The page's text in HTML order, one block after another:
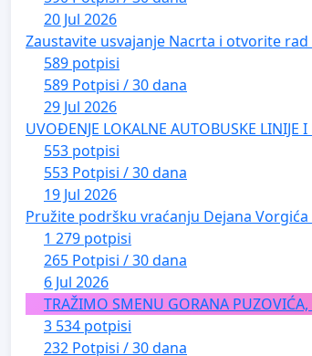
20 Jul 2026
Zaustavite usvajanje Nacrta i otvorite
589 potpisi
589 Potpisi / 30 dana
29 Jul 2026
UVOĐENJE LOKALNE AUTOBUSKE LINIJE
553 potpisi
553 Potpisi / 30 dana
19 Jul 2026
Pružite podršku vraćanju Dejana Vorgića
1 279 potpisi
265 Potpisi / 30 dana
6 Jul 2026
TRAŽIMO SMENU GORANA PUZOVIĆA,
3 534 potpisi
232 Potpisi / 30 dana